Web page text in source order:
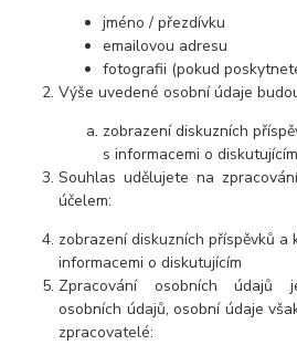
jméno / přezdívku
emailovou adresu
fotografii (pokud
Výše uvedené osobní údaje
zobrazení diskuzních
s informacemi o diskutujícím
Souhlas udělujete na
účelem:
zobrazení diskuzních příspěvků
informacemi o diskutujícím
Zpracování osobních údajů
osobních údajů, osobní údaje
zpracovatelé: